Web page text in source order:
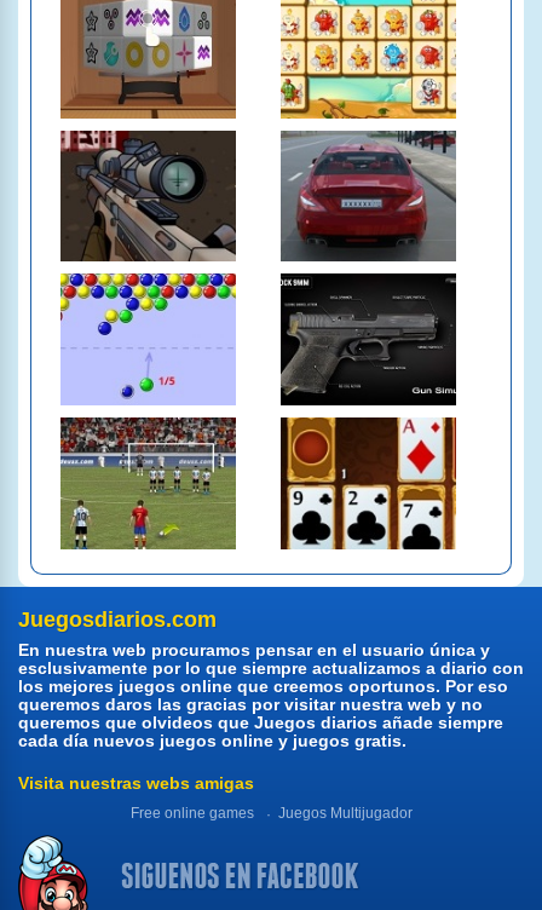
Juegosdiarios.com
En nuestra web procuramos pensar en el usuario única y
esclusivamente por lo que siempre actualizamos a diario con
los mejores juegos online que creemos oportunos. Por eso
queremos daros las gracias por visitar nuestra web y no
queremos que olvideos que Juegos diarios añade siempre
cada día nuevos juegos online y juegos gratis.
Visita nuestras webs amigas
Free online games Juegos Multijugador